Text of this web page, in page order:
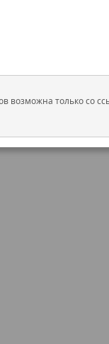
возможна только со